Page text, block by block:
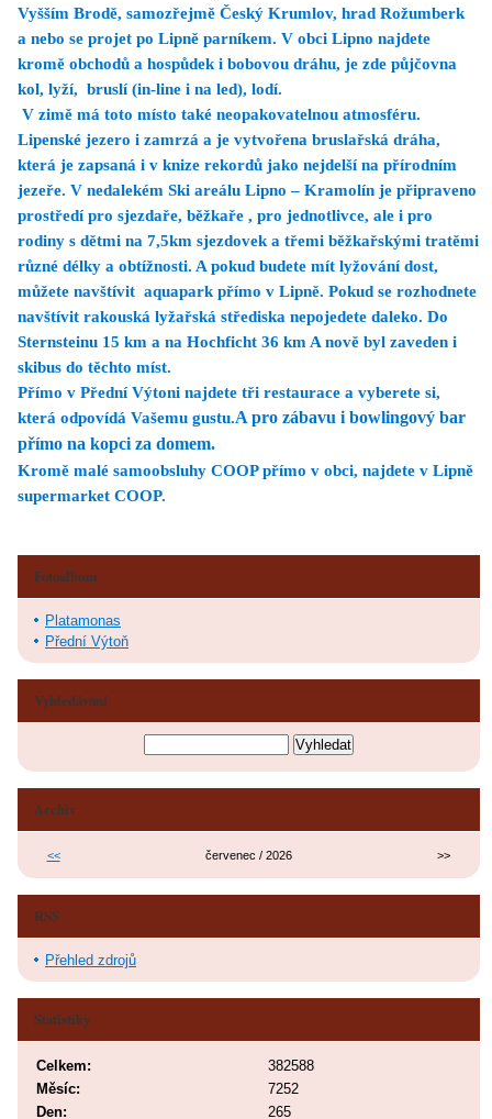
Vyšším Brodě, samozřejmě Český Krumlov, hrad Rožumberk
a nebo se projet po Lipně parníkem. V obci Lipno najdete
kromě obchodů a hospůdek i bobovou dráhu, je zde půjčovna
kol, lyží, bruslí (in-line i na led), lodí.
V zimě má toto místo také neopakovatelnou atmosféru.
Lipenské jezero i zamrzá a je vytvořena bruslařská dráha,
která je zapsaná i v knize rekordů jako nejdelší na přírodním
jezeře. V nedalekém Ski areálu Lipno – Kramolín je připraveno
prostředí pro sjezdaře, běžkaře , pro jednotlivce, ale i pro
rodiny s dětmi na 7,5km sjezdovek a třemi běžkařskými tratěmi
různé délky a obtížnosti. A pokud budete mít lyžování dost,
můžete navštívit aquapark přímo v Lipně. Pokud se rozhodnete
navštívit rakouská lyžařská střediska nepojedete daleko. Do
Sternsteinu 15 km a na Hochficht 36 km A nově byl zaveden i
skibus do těchto míst.
Přímo v Přední Výtoni najdete tři restaurace a vyberete si,
která odpovídá Vašemu gustu.A pro zábavu i bowlingový bar
přímo na kopci za domem.
Kromě malé samoobsluhy COOP přímo v obci, najdete v Lipně
supermarket COOP.
Fotoalbum
Platamonas
Přední Výtoň
Vyhledávání
Archiv
<< červenec / 2026 >>
RSS
Přehled zdrojů
Statistiky
Celkem:
382588
Měsíc:
7252
Den:
265